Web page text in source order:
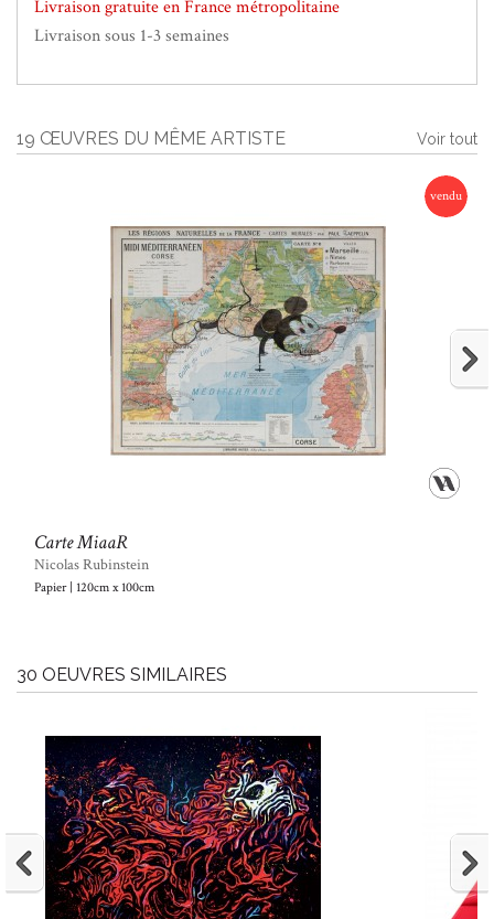
Livraison gratuite en France métropolitaine
Livraison sous 1-3 semaines
Voir tout
19 ŒUVRES DU MÊME ARTISTE
vendu
Carte MiaaR
Nicolas Rubinstein
Papier | 120cm x 100cm
30 OEUVRES SIMILAIRES